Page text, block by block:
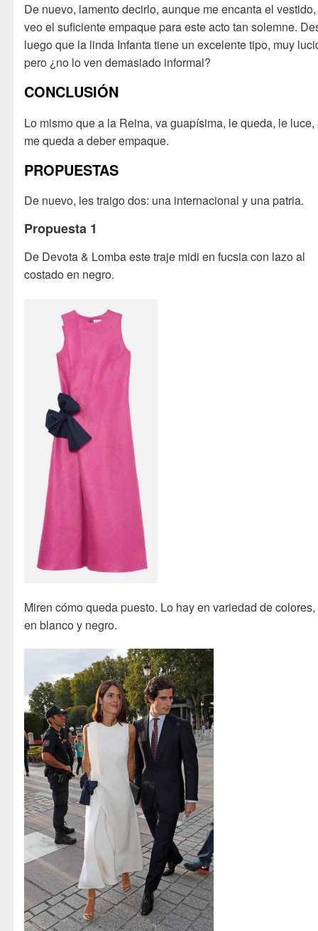
De nuevo, lamento decirlo, aunque me encanta el
veo el suficiente empaque para este acto tan solemne.
luego que la linda Infanta tiene un excelente tipo, muy
pero ¿no lo ven demasiado informal?
CONCLUSIÓN
Lo mismo que a la Reina, va guapísima, le queda, le luce,
me queda a deber empaque.
PROPUESTAS
De nuevo, les traigo dos: una internacional y una patria.
Propuesta 1
De Devota & Lomba este traje midi en fucsia con lazo al
costado en negro.
Miren cómo queda puesto. Lo hay en variedad de
en blanco y negro.